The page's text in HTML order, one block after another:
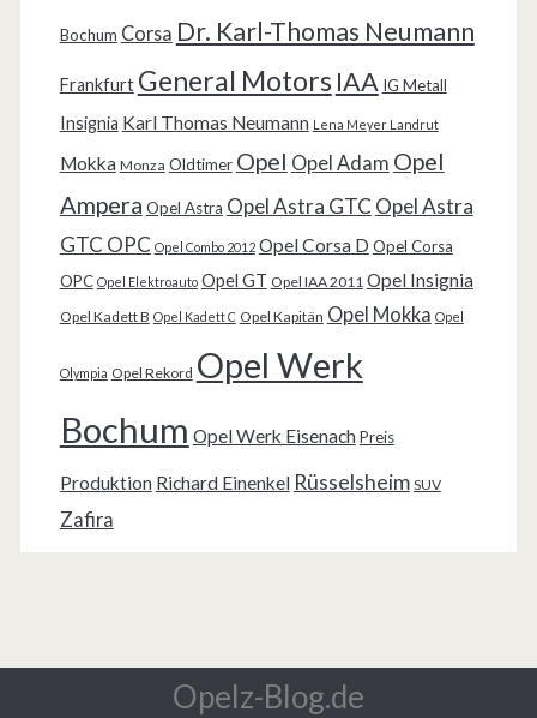
Bochum Corsa Dr. Karl-Thomas Neumann
Frankfurt General Motors IAA IG Metall
Insignia Karl Thomas Neumann Lena Meyer Landrut
Mokka Monza Oldtimer Opel Opel Adam Opel
Ampera Opel Astra Opel Astra GTC Opel Astra
GTC OPC Opel Combo 2012 Opel Corsa D Opel Corsa
OPC Opel Elektroauto Opel GT Opel IAA 2011 Opel Insignia
Opel Kadett B Opel Kadett C Opel Kapitän Opel Mokka Opel
Olympia Opel Rekord Opel Werk
Bochum Opel Werk Eisenach Preis
Produktion Richard Einenkel Rüsselsheim SUV
Zafira
Opelz-Blog.de